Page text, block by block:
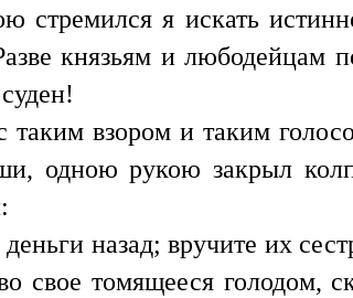
стремился я искать
князьям и
взором и таким
одною рукою закрыл
назад; вручите их
свое томящееся